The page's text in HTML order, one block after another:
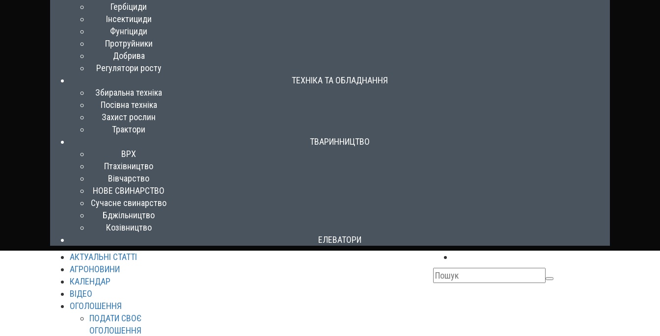
Гербіциди
Інсектициди
Фунгіциди
Протруйники
Добрива
Регулятори росту
ТЕХНІКА ТА ОБЛАДНАННЯ
Збиральна техніка
Посівна техніка
Захист рослин
Трактори
ТВАРИННИЦТВО
ВРХ
Птахівництво
Вівчарство
НОВЕ СВИНАРСТВО
Сучасне свинарство
Бджільництво
Козівництво
ЕЛЕВАТОРИ
АКТУАЛЬНІ СТАТТІ
АГРОНОВИНИ
КАЛЕНДАР
ВІДЕО
ОГОЛОШЕННЯ
ПОДАТИ СВОЄ
ОГОЛОШЕННЯ